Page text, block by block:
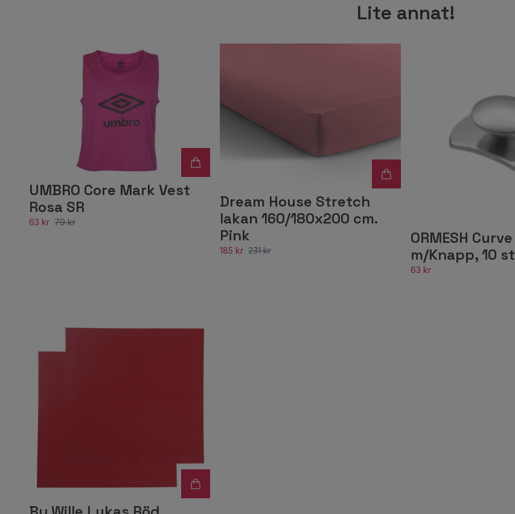
Lite annat!
UMBRO Core Mark Vest
Rosa SR
63 kr 79 kr
Dream House Stretch
lakan 160/180x200 cm.
Pink
185 kr 231 kr
ORMESH
m/Knapp, 10
63 kr